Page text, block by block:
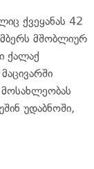
ქვეყანას 42
მშობლიურ
ქალაქ
უდაბნოში,